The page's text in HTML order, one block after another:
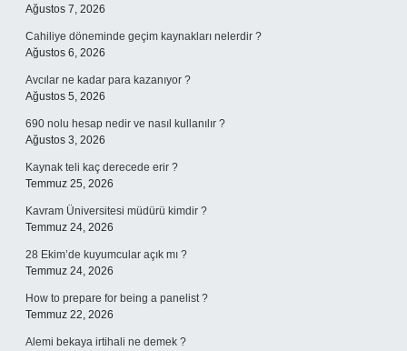
Ağustos 7, 2026
Cahiliye döneminde geçim kaynakları nelerdir ?
Ağustos 6, 2026
Avcılar ne kadar para kazanıyor ?
Ağustos 5, 2026
690 nolu hesap nedir ve nasıl kullanılır ?
Ağustos 3, 2026
Kaynak teli kaç derecede erir ?
Temmuz 25, 2026
Kavram Üniversitesi müdürü kimdir ?
Temmuz 24, 2026
28 Ekim’de kuyumcular açık mı ?
Temmuz 24, 2026
How to prepare for being a panelist ?
Temmuz 22, 2026
Alemi bekaya irtihali ne demek ?